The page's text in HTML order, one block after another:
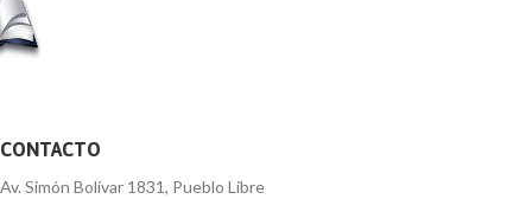
CONTACTO
Av. Simón Bolívar 1831, Pueblo Libre